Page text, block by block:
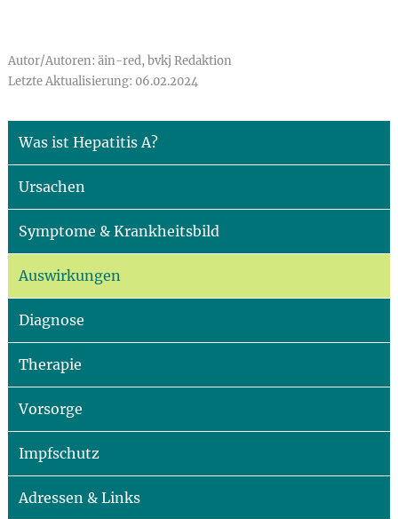
Autor/Autoren: äin-red, bvkj Redaktion
Letzte Aktualisierung: 06.02.2024
Was ist Hepatitis A?
Ursachen
Symptome & Krankheitsbild
Auswirkungen
Diagnose
Therapie
Vorsorge
Impfschutz
Adressen & Links